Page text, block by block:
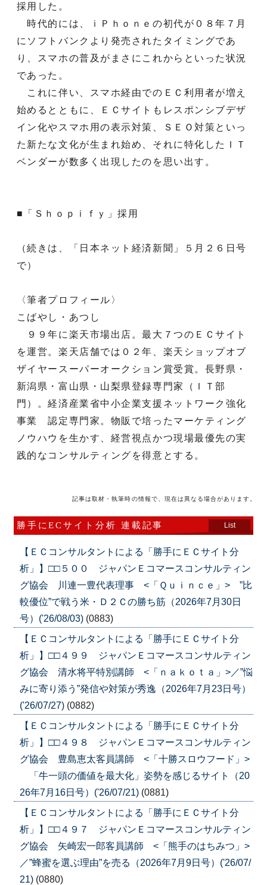
採用した。
時代的には、ｉＰｈｏｎｅの初代が０８年７月
にソフトバンクより発売されたタイミングであ
り、スマホの普及がまさにこれからといった状況
であった。
これに伴い、スマホ経由でのＥＣ利用者が増え
始めるとともに、ＥＣサイトもレスポンシブデザ
イン化やスマホ用の表示対策、ＳＥＯ対策といっ
た新たな文化が生まれ始め、それに特化したＩＴ
ベンダーが数多く出現したのを思い出す。
■「Ｓｈｏｐｉｆｙ」採用
（続きは、「日本ネット経済新聞」５月２６日号
で）
〈筆者プロフィール〉
こばやし・あつし
９９年に楽天市場出店。最大７つのＥＣサイト
を運営。楽天店舗では０２年、楽天ショップオブ
ザイヤースーパーオークション賞受賞。長野県・
新潟県・富山県・山梨県登録専門家（ＩＴ部
門）。経済産業省中小企業支援ネットワーク強化
事業 認定専門家。物販で培ったマーケティング
ノウハウを生かす、経営視点かつ現場最優先の実
践的なコンサルティングを得意とする。
記事は取材・執筆時の情報で、現在は異なる場合があります。
勝手にECサイト分析 連載記事 List
【ＥＣコンサルタントによる「勝手にＥＣサイト分
析」】□□５００ ジャパンＥコマースコンサルティン
グ協会 川連一豊代表理事 <「Ｑｕｉｎｃｅ」> ”比
較優位”で戦う米・Ｄ２Ｃの勝ち筋（2026年7月30日
号）('26/08/03) (0883)
【ＥＣコンサルタントによる「勝手にＥＣサイト分
析」】□□４９９ ジャパンＥコマースコンサルティン
グ協会 清水将平特別講師 <「ｎａｋｏｔａ」>／”悩
みに寄り添う”発信や対策が秀逸（2026年7月23日号）
('26/07/27) (0882)
【ＥＣコンサルタントによる「勝手にＥＣサイト分
析」】□□４９８ ジャパンＥコマースコンサルティン
グ協会 豊島恵太客員講師 <「十勝スロウフード」>
「牛一頭の価値を最大化」姿勢を感じるサイト（20
26年7月16日号）('26/07/21) (0881)
【ＥＣコンサルタントによる「勝手にＥＣサイト分
析」】□□４９７ ジャパンＥコマースコンサルティン
グ協会 矢崎宏一郎客員講師 <「熊手のはちみつ」>
／”蜂蜜を選ぶ理由”を売る（2026年7月9日号）('26/07/
21) (0880)